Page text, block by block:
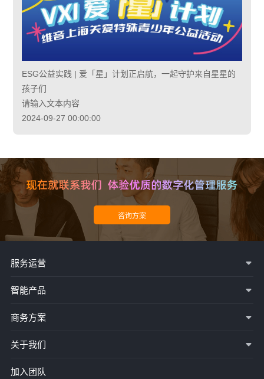
ESG公益实践 | 爱「星」计划正启航，一起守护来自星星的
孩子们
请输入文本内容
2024-09-27 00:00:00
服务运营
智能产品
商务方案
关于我们
加入团队